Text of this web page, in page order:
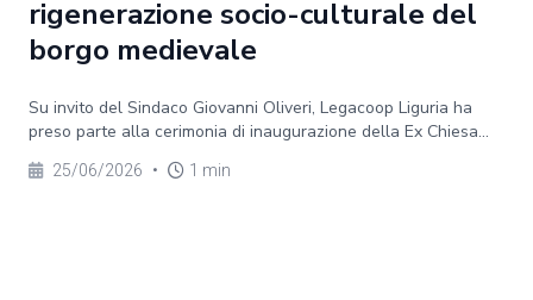
rigenerazione socio-culturale del
borgo medievale
Su invito del Sindaco Giovanni Oliveri, Legacoop Liguria ha
preso parte alla cerimonia di inaugurazione della Ex Chiesa...
25/06/2026 • 1 min